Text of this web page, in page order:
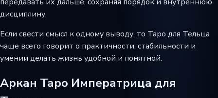
дисциплину.
Если свести смысл к одному выводу, то Таро для Тельца
чаще всего говорит о практичности, стабильности и
умении делать жизнь удобной и понятной.
Аркан Таро Императрица для